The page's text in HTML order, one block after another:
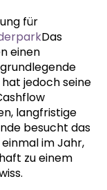
für
Das
einen
jedoch seine
langfristige
besucht das
im Jahr,
zu einem